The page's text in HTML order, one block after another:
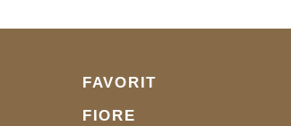
FAVORIT
FIORE